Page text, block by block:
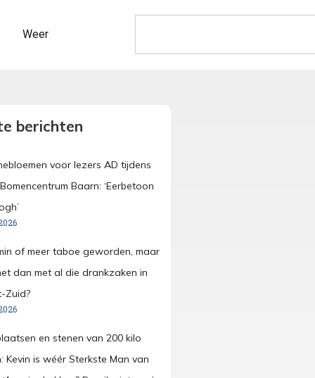
Weer
berichten
voor lezers AD tijdens
Baarn: ‘Eerbetoon
of meer taboe geworden, maar
dan met al die drankzaken in
Zuid?
en stenen van 200 kilo
Kevin is wéér Sterkste Man van